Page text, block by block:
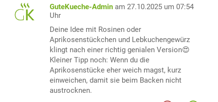
GuteKueche-Admin am 27.10.2025 um 07:54
Uhr
Deine Idee mit Rosinen oder
Aprikosenstückchen und Lebkuchengewürz
klingt nach einer richtig genialen Version😍
Kleiner Tipp noch: Wenn du die
Aprikosenstücke eher weich magst, kurz
einweichen, damit sie beim Backen nicht
austrocknen.